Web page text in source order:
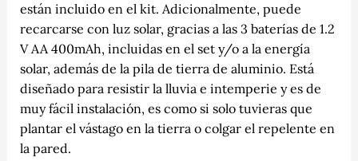
están incluido en el kit. Adicionalmente, puede
recarcarse con luz solar, gracias a las 3 baterías de 1.2
V AA 400mAh, incluidas en el set y/o a la energía
solar, además de la pila de tierra de aluminio. Está
diseñado para resistir la lluvia e intemperie y es de
muy fácil instalación, es como si solo tuvieras que
plantar el vástago en la tierra o colgar el repelente en
la pared.